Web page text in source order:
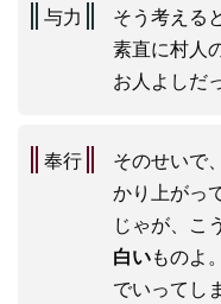
与力
そう考える
素直に村人
お人よしだ
奉行
そのせいで
かり上がっ
じゃが、こ
白いものよ
でいってし